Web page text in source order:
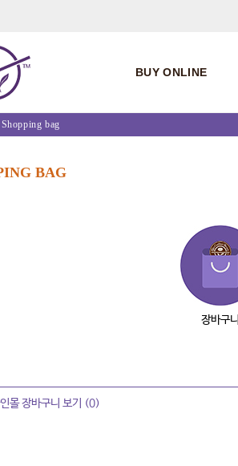
BUY ONLINE
Shopping bag
BAG
장바구니
몰 장바구니 보기 (0)